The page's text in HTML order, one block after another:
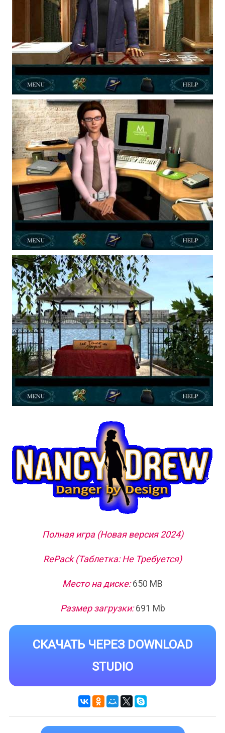
Полная игра (Новая версия 2024)
RePack (Таблетка: Не Требуется)
Место на диске:650 MB
Размер загрузки:691 Mb
СКАЧАТЬ ЧЕРЕЗ DOWNLOAD
STUDIO